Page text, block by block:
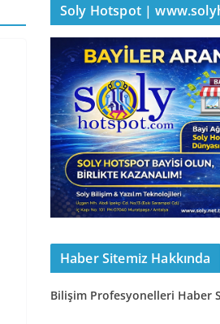
Soly Hotspot |
Haber Sitemiz Hakkında
Bilişim Profesyonelleri Haber